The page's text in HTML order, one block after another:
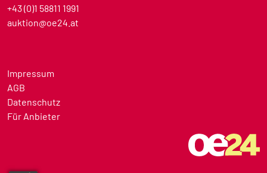
+43 (0)1 58811 1991
auktion@oe24.at
Impressum
AGB
Datenschutz
Für Anbieter